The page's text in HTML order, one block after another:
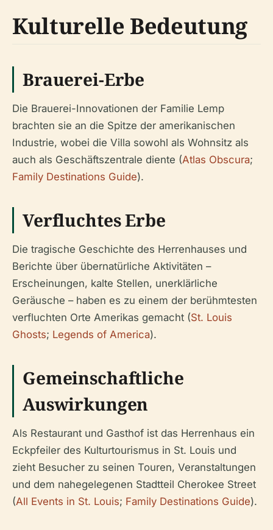
Kulturelle Bedeutung
Brauerei-Erbe
Die Brauerei-Innovationen der Familie Lemp
brachten sie an die Spitze der amerikanischen
Industrie, wobei die Villa sowohl als Wohnsitz als
auch als Geschäftszentrale diente (Atlas Obscura;
Family Destinations Guide).
Verfluchtes Erbe
Die tragische Geschichte des Herrenhauses und
Berichte über übernatürliche Aktivitäten –
Erscheinungen, kalte Stellen, unerklärliche
Geräusche – haben es zu einem der berühmtesten
verfluchten Orte Amerikas gemacht (St. Louis
Ghosts; Legends of America).
Gemeinschaftliche
Auswirkungen
Als Restaurant und Gasthof ist das Herrenhaus ein
Eckpfeiler des Kulturtourismus in St. Louis und
zieht Besucher zu seinen Touren, Veranstaltungen
und dem nahegelegenen Stadtteil Cherokee Street
(All Events in St. Louis; Family Destinations Guide).